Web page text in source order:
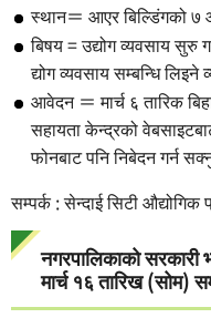
स्थान＝ आएर बिल्डिंगको
बिषय = उद्योग व्यवसाय सुरु
द्योग व्यवसाय सम्बन्धि लिइने
आवेदन ＝ मार्च ६ तारिक
सहायता केन्द्रको
फोनबाट पनि निबेदन गर्न
सम्पर्क : सेन्दाई सिटी
नगरपालिकाको
मार्च १६ तारिख (सोम)